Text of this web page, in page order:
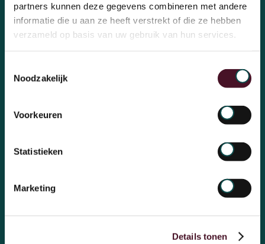
partners kunnen deze gegevens combineren met andere
informatie die u aan ze heeft verstrekt of die ze hebben
verzameld op basis van uw gebruik van hun services.
Noodzakelijk
Voorkeuren
Statistieken
Marketing
Details tonen
Aanmelden voor de inhousedag
Over OchtendMensen
Ons bureau